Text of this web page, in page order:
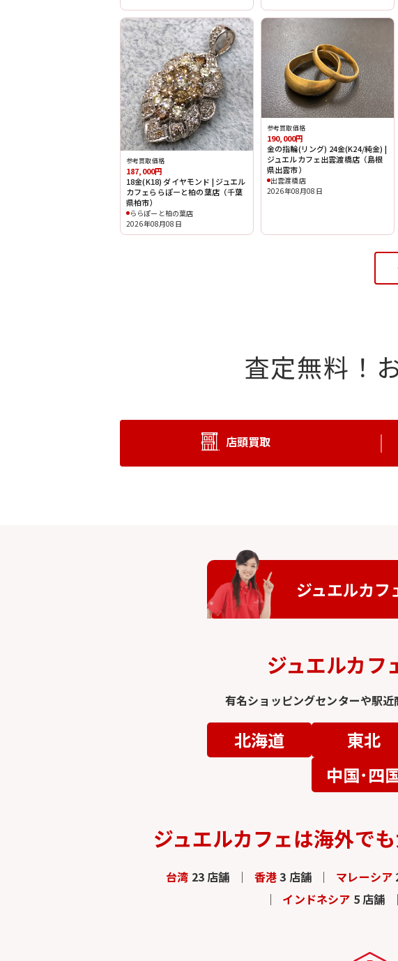
参考買取価格
187,000円
18金(K18) ダイヤモンド | ジュエル
カフェららぽーと柏の葉店（千葉
県柏市）
ららぽーと柏の葉店
2026年08月08日
参考買取価格
190,000円
金の指輪(リング) 24金(K24/純金) |
ジュエルカフェ出雲渡橋店（島根
県出雲市）
出雲渡橋店
2026年08月08日
査定無料！
店頭買取
ジュエルカフ
ジュエルカフ
有名ショッピングセンターや駅近
北海道 東北
中国･四
ジュエルカフェは海外で
台湾 23 店舗 香港3 店舗 マレーシア
インドネシア 5 店舗